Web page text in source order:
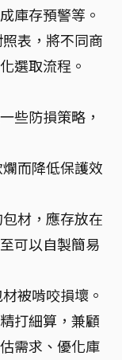
庫存預警等。
表，將不同商
選取流程。
些防損策略，
而降低保護效
材，應存放在
可以自製簡易
被啃咬損壞。
打細算，兼顧
需求、優化庫